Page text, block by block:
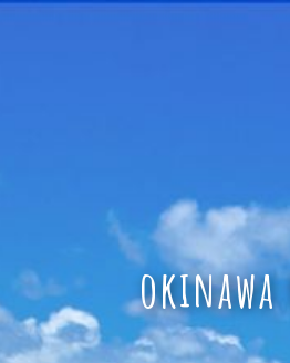
okinawa